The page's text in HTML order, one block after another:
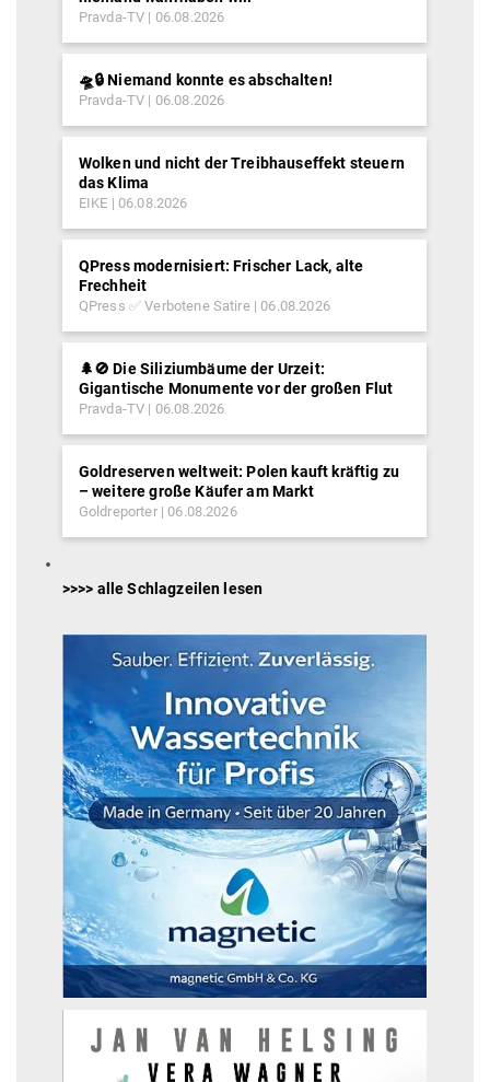
Pravda-TV 06.08.2026
🛸🔒 Niemand konnte es abschalten!
Pravda-TV 06.08.2026
Wolken und nicht der Treibhauseffekt steuern
das Klima
EIKE 06.08.2026
QPress modernisiert: Frischer Lack, alte
Frechheit
QPress ✅ Verbotene Satire 06.08.2026
🌲🚫 Die Siliziumbäume der Urzeit:
Gigantische Monumente vor der großen Flut
Pravda-TV 06.08.2026
Goldreserven weltweit: Polen kauft kräftig zu
– weitere große Käufer am Markt
Goldreporter 06.08.2026
>>>> alle Schlagzeilen lesen